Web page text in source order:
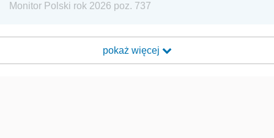
Monitor Polski rok 2026 poz. 737
pokaż więcej